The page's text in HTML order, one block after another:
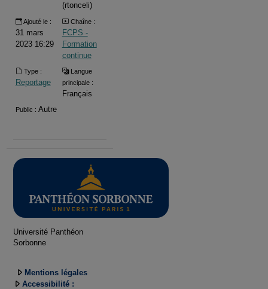
(rtonceli)
Ajouté le :
31 mars
2023 16:29
Chaîne :
FCPS -
Formation
continue
Type :
Reportage
Langue
principale :
Français
Public : Autre
Université Panthéon
Sorbonne
Mentions légales
Accessibilité :